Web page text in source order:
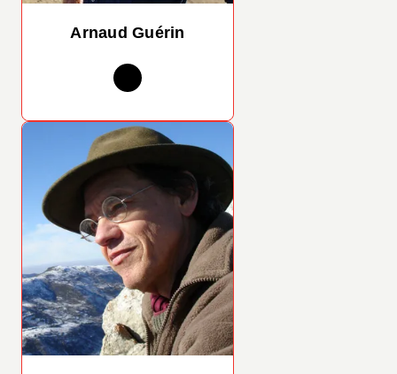
Arnaud Guérin